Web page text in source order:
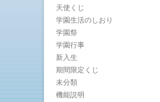
天使くじ
学園生活のしおり
学園祭
学園行事
新入生
期間限定くじ
未分類
機能説明